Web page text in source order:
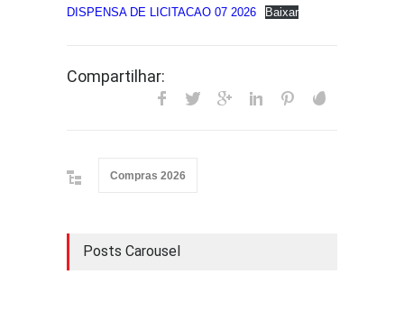
DISPENSA DE LICITACAO 07 2026 Baixar
Compartilhar:
Compras 2026
Posts Carousel